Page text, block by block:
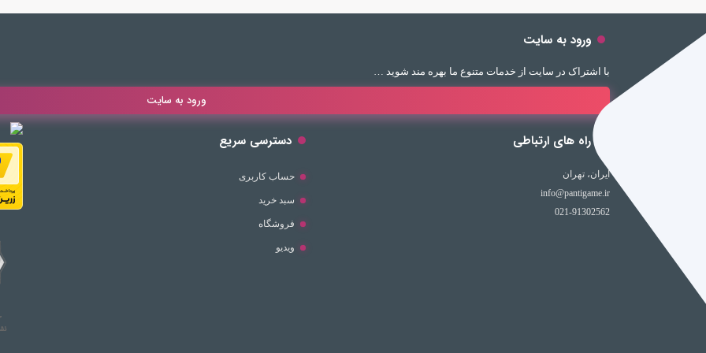
ورود به سایت
با اشتراک در سایت از خدمات متنوع ما بهره مند شوید …
ورود به سایت
راه های ارتباطی
ایران، تهران
info@pantigame.ir
021-91302562
دسترسی سریع
حساب کاربری
سبد خرید
فروشگاه
ویدیو